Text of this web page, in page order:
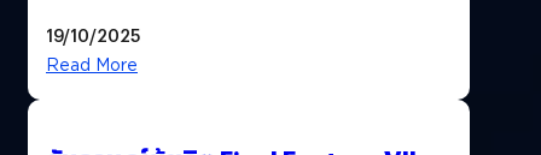
พาณิชย์ร่วมชูความสำเร็จ
19/10/2025
Read More